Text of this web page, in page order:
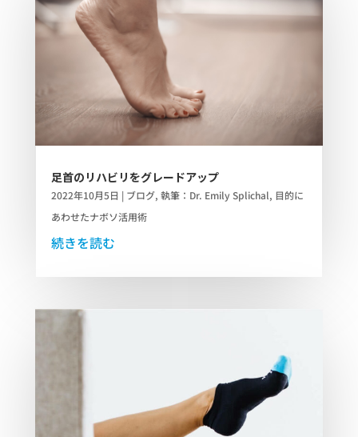
足首のリハビリをグレードアップ
2022年10月5日 | ブログ, 執筆：Dr. Emily Splichal, 目的に
あわせたナボソ活用術
続きを読む